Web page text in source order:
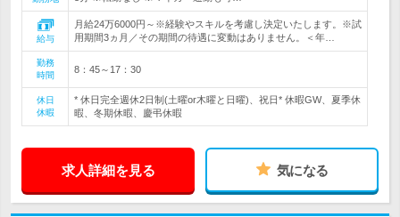
給与
月給24万6000円～※経験やスキルを考慮し決定いたします。※試
用期間3ヵ月／その期間の待遇に変動はありません。＜年…
勤務
時間
8：45～17：30
休日
休暇
* 休日完全週休2日制(土曜or木曜と日曜)、祝日* 休暇GW、夏季休
暇、冬期休暇、慶弔休暇
求人詳細を見る 気になる